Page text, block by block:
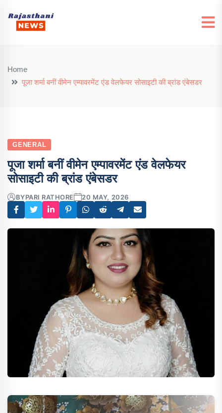
Home
पूजा शर्मा बनीं वीमेन एम्पावरमेंट एंड वेलफेयर सोसाइटी की ब्रांड एंबेसडर
GENERAL
पूजा शर्मा बनीं वीमेन एम्पावरमेंट एंड वेलफेयर
सोसाइटी की ब्रांड एंबेसडर
BYPARI RATHORE 20 MAY, 2026